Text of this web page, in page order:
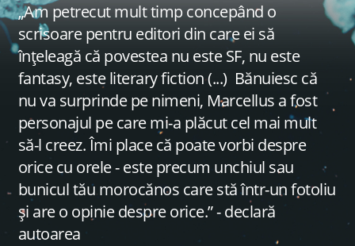
„Am petrecut mult timp concepând o
scrisoare pentru editori din care ei să
înțeleagă că povestea nu este SF, nu este
fantasy, este literary fiction (...) Bănuiesc că
nu va surprinde pe nimeni, Marcellus a fost
personajul pe care mi-a plăcut cel mai mult
să-l creez. Îmi place că poate vorbi despre
orice cu orele - este precum unchiul sau
bunicul tău morocănos care stă într-un fotoliu
și are o opinie despre orice.” - declară
autoarea